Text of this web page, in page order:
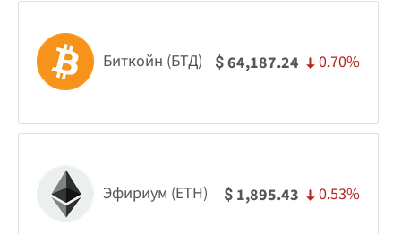
Биткойн (БТД) $64,187.24 0.70%
Эфириум (ETH) $ 1,895.43 0.53%